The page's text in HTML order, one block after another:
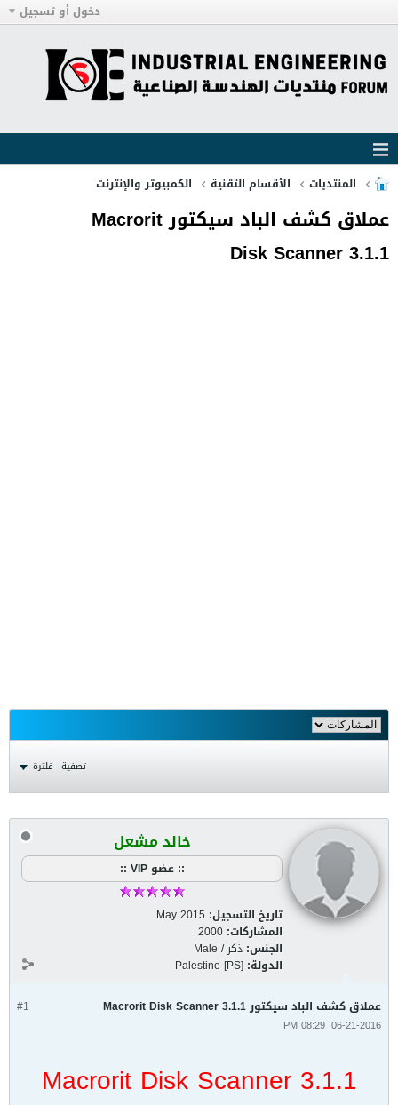
دخول أو تسجيل
المنتديات الأقسام التقنية الكمبيوتر والإنترنت
عملاق كشف الباد سيكتور Macrorit
Disk Scanner 3.1.1
تصفية - فلترة
خالد مشعل
:: عضو VIP ::
تاريخ التسجيل: May 2015
المشاركات: 2000
الجنس: ذكر / Male
الدولة: Palestine [PS]
#1 عملاق كشف الباد سيكتور Macrorit Disk Scanner 3.1.1
06-21-2016, 08:29 PM
Macrorit Disk Scanner 3.1.1